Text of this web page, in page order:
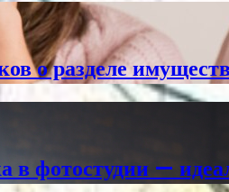
о разделе
в фотостудии —